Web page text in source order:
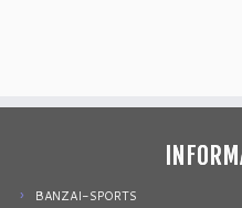
BANZAI-SPORTS